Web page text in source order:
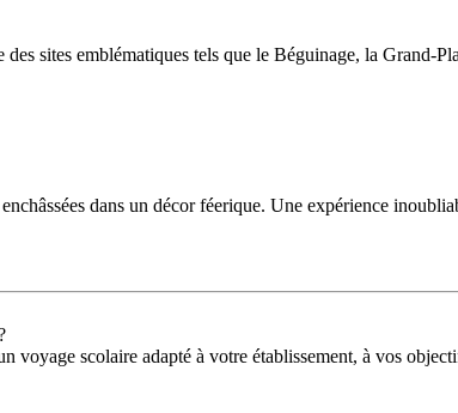
sites emblématiques tels que le Béguinage, la Grand-
dans un décor féerique. Une expérience
voyage scolaire adapté à votre établissement, à vos